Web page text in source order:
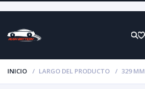
INICIO LARGO DEL PRODUCTO 329 MM